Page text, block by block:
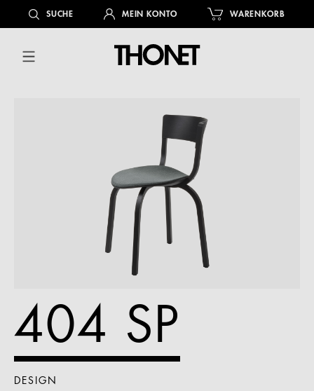
springenSUCHE MEIN KONTO WARENKORB
404 SP
DESIGN